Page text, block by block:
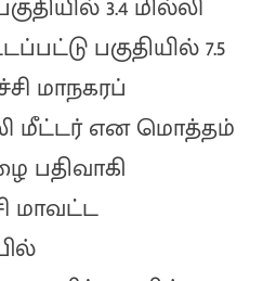
3.4 மில்லி
பகுதியில் 7.5
மாநகரப்
மீட்டர் என மொத்தம்
பதிவாகி
மாவட்ட